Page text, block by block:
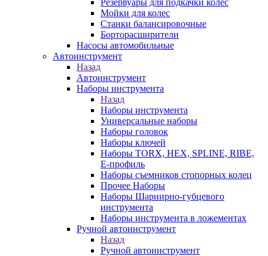
Резервуары для подкачки колес
Мойки для колес
Станки балансировочные
Борторасширители
Насосы автомобильные
Автоинструмент
Назад
Автоинструмент
Наборы инструмента
Назад
Наборы инструмента
Универсальные наборы
Наборы головок
Наборы ключей
Наборы TORX, HEX, SPLINE, RIBE,
E-профиль
Наборы съемников стопорных колец
Прочее Наборы
Наборы Шарнирно-губцевого
инструмента
Наборы инструмента в ложементах
Ручной автоинструмент
Назад
Ручной автоинструмент